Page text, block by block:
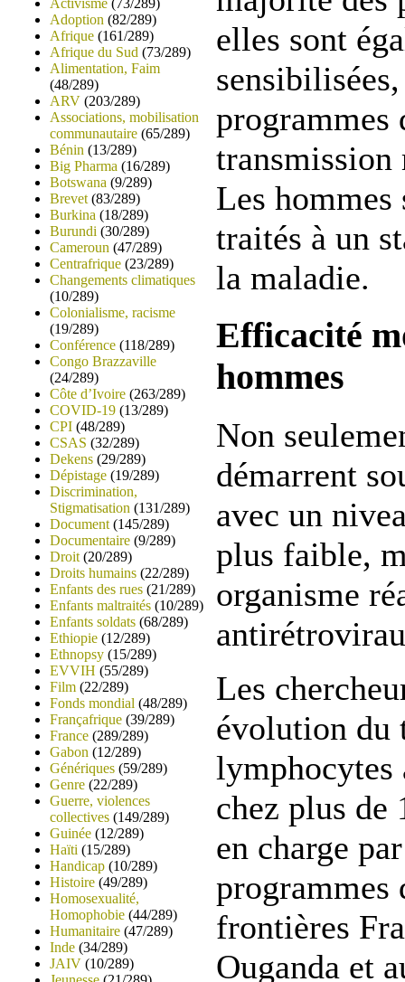
Activisme (73/289)
Adoption (82/289)
Afrique (161/289)
Afrique du Sud (73/289)
Alimentation, Faim
(48/289)
ARV (203/289)
Associations, mobilisation
communautaire (65/289)
Bénin (13/289)
Big Pharma (16/289)
Botswana (9/289)
Brevet (83/289)
Burkina (18/289)
Burundi (30/289)
Cameroun (47/289)
Centrafrique (23/289)
Changements climatiques
(10/289)
Colonialisme, racisme
(19/289)
Conférence (118/289)
Congo Brazzaville
(24/289)
Côte d’Ivoire (263/289)
COVID-19 (13/289)
CPI (48/289)
CSAS (32/289)
Dekens (29/289)
Dépistage (19/289)
Discrimination,
Stigmatisation (131/289)
Document (145/289)
Documentaire (9/289)
Droit (20/289)
Droits humains (22/289)
Enfants des rues (21/289)
Enfants maltraités (10/289)
Enfants soldats (68/289)
Ethiopie (12/289)
Ethnopsy (15/289)
EVVIH (55/289)
Film (22/289)
Fonds mondial (48/289)
Françafrique (39/289)
France (289/289)
Gabon (12/289)
Génériques (59/289)
Genre (22/289)
Guerre, violences
collectives (149/289)
Guinée (12/289)
Haïti (15/289)
Handicap (10/289)
Histoire (49/289)
Homosexualité,
Homophobie (44/289)
Humanitaire (47/289)
Inde (34/289)
JAIV (10/289)
elles sont
programmes
transmission
Les hommes
traités à un
la maladie.
Efficacité
hommes
Non
démarrent
avec un
plus faible,
organisme
Les
évolution du
lymphocytes
chez plus de
en charge
programmes
frontières
Ouganda et